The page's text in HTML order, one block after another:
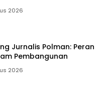
2026
Jurnalis Polman: Peran
Pembangunan
2026